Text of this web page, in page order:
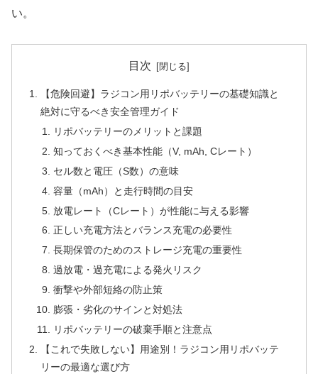
い。
目次
【危険回避】ラジコン用リポバッテリーの基礎知識と
絶対に守るべき安全管理ガイド
リポバッテリーのメリットと課題
知っておくべき基本性能（V, mAh, Cレート）
セル数と電圧（S数）の意味
容量（mAh）と走行時間の目安
放電レート（Cレート）が性能に与える影響
正しい充電方法とバランス充電の必要性
長期保管のためのストレージ充電の重要性
過放電・過充電による発火リスク
衝撃や外部短絡の防止策
膨張・劣化のサインと対処法
リポバッテリーの破棄手順と注意点
【これで失敗しない】用途別！ラジコン用リポバッテ
リーの最適な選び方